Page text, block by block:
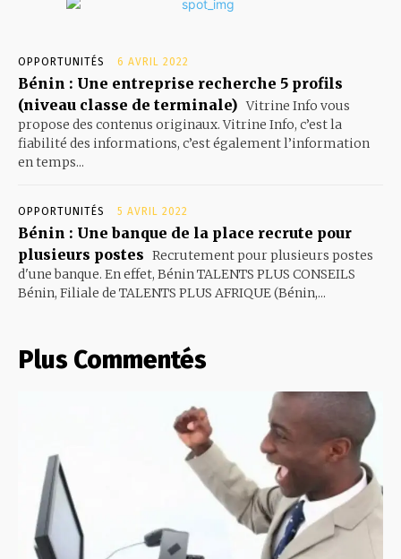
OPPORTUNITÉS 6 AVRIL 2022
Bénin : Une entreprise recherche 5 profils
(niveau classe de terminale) Vitrine Info vous
propose des contenus originaux. Vitrine Info, c’est la
fiabilité des informations, c’est également l’information
en temps...
OPPORTUNITÉS 5 AVRIL 2022
Bénin : Une banque de la place recrute pour
plusieurs postes Recrutement pour plusieurs postes
d'une banque. En effet, Bénin TALENTS PLUS CONSEILS
Bénin, Filiale de TALENTS PLUS AFRIQUE (Bénin,...
Plus Commentés